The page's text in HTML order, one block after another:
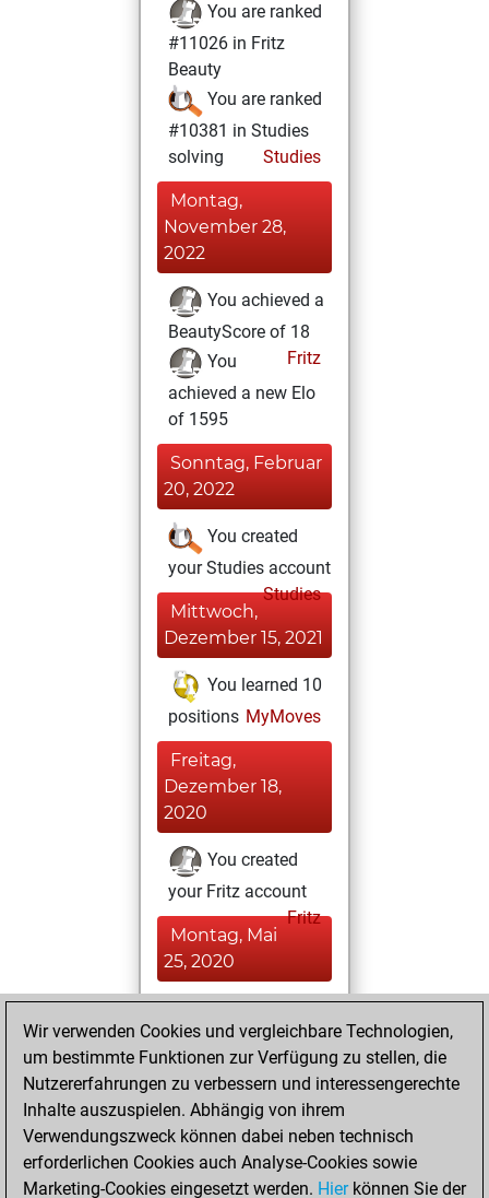
You are ranked
#11026 in Fritz
Beauty
You are ranked
#10381 in Studies
solving
Studies
Montag,
November 28,
2022
You achieved a
BeautyScore of 18
Fritz
You
achieved a new Elo
of 1595
Sonntag, Februar
20, 2022
You created
your Studies account
Studies
Mittwoch,
Dezember 15, 2021
You learned 10
positions MyMoves
Freitag,
Dezember 18,
2020
You created
your Fritz account
Fritz
Montag, Mai
25, 2020
You played 2
blitz games
Play
You scored +1
=0 -1 in blitz
Sonntag, Mai 17,
2020
Wir verwenden Cookies und vergleichbare Technologien,
um bestimmte Funktionen zur Verfügung zu stellen, die
Nutzererfahrungen zu verbessern und interessengerechte
Inhalte auszuspielen. Abhängig von ihrem
Verwendungszweck können dabei neben technisch
erforderlichen Cookies auch Analyse-Cookies sowie
Marketing-Cookies eingesetzt werden. Hierkönnen Sie der